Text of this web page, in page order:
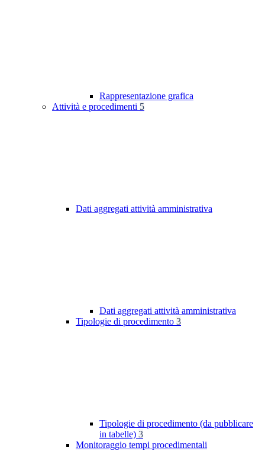
Rappresentazione grafica
Attività e procedimenti 5
Dati aggregati attività amministrativa
Dati aggregati attività amministrativa
Tipologie di procedimento 3
Tipologie di procedimento (da pubblicare
in tabelle) 3
Monitoraggio tempi procedimentali